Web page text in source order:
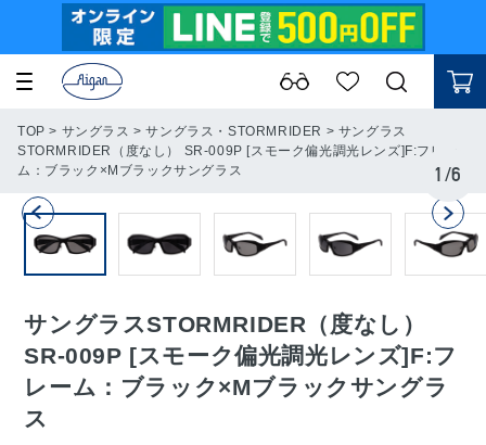
TOP > サングラス >サングラス・STORMRIDER > サングラス
STORMRIDER（度なし） SR-009P [スモーク偏光調光レンズ]F:フレー
ム：ブラック×Mブラックサングラス
1/6
サングラスSTORMRIDER（度なし）
SR-009P [スモーク偏光調光レンズ]F:フ
レーム：ブラック×Mブラックサングラ
ス